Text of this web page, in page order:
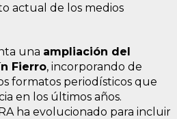
actual de los medios
una ampliación del
Fierro, incorporando de
formatos periodísticos que
en los últimos años.
ha evolucionado para incluir